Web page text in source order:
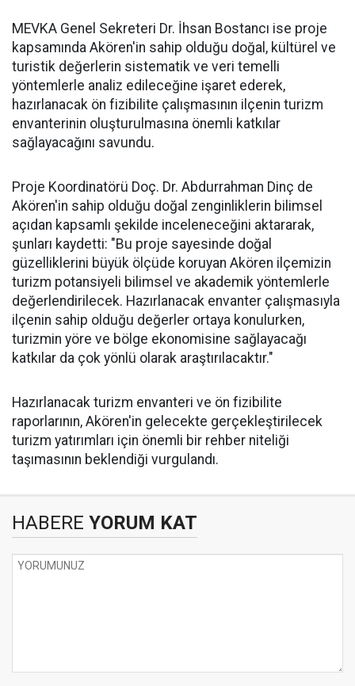
MEVKA Genel Sekreteri Dr. İhsan Bostancı ise proje
kapsamında Akören'in sahip olduğu doğal, kültürel ve
turistik değerlerin sistematik ve veri temelli
yöntemlerle analiz edileceğine işaret ederek,
hazırlanacak ön fizibilite çalışmasının ilçenin turizm
envanterinin oluşturulmasına önemli katkılar
sağlayacağını savundu.
Proje Koordinatörü Doç. Dr. Abdurrahman Dinç de
Akören'in sahip olduğu doğal zenginliklerin bilimsel
açıdan kapsamlı şekilde inceleneceğini aktararak,
şunları kaydetti: "Bu proje sayesinde doğal
güzelliklerini büyük ölçüde koruyan Akören ilçemizin
turizm potansiyeli bilimsel ve akademik yöntemlerle
değerlendirilecek. Hazırlanacak envanter çalışmasıyla
ilçenin sahip olduğu değerler ortaya konulurken,
turizmin yöre ve bölge ekonomisine sağlayacağı
katkılar da çok yönlü olarak araştırılacaktır."
Hazırlanacak turizm envanteri ve ön fizibilite
raporlarının, Akören'in gelecekte gerçekleştirilecek
turizm yatırımları için önemli bir rehber niteliği
taşımasının beklendiği vurgulandı.
HABERE YORUM KAT